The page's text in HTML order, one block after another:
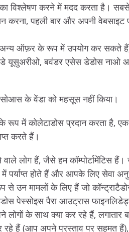
विश्लेषण करने में मदद करता है।
करना, पहली बार और अपनी
अन्य ऑफ़र के रूप में उपयोग कर सकते
डे यूसुअरीओ, बवंडर एसेस डेडोस
के वेंडा को महसूस नहीं किया।
के रूप में कोलेटाडोस प्रदान करता है,
करते हैं।
लोग हैं, जैसे हम कॉम्पोर्टामेंटिस
होते हैं और आपके लिए सेवा
उन मामलों के लिए हैं जो
पेस्सोइस पैरा आउट्रास
के साथ क्या कर रहे हैं, लगातार
रहे हैं (आप अपने प्रस्ताव पर सहमत